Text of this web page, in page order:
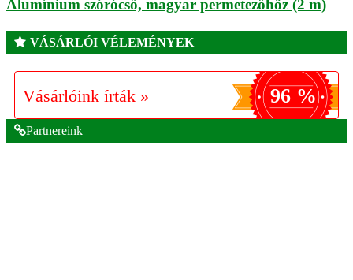
Alumínium szórócső, magyar permetezőhöz (2 m)
VÁSÁRLÓI VÉLEMÉNYEK
Vásárlóink írták » 96 %
Partnereink